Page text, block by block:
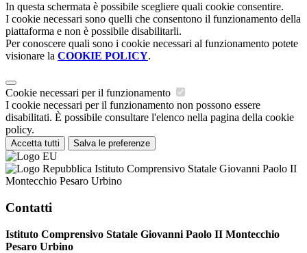
In questa schermata è possibile scegliere quali cookie consentire.
I cookie necessari sono quelli che consentono il funzionamento della
piattaforma e non è possibile disabilitarli.
Per conoscere quali sono i cookie necessari al funzionamento potete
visionare la COOKIE POLICY.
Cookie necessari per il funzionamento
I cookie necessari per il funzionamento non possono essere
disabilitati. È possibile consultare l'elenco nella pagina della cookie
policy.
Accetta tutti Salva le preferenze
Istituto Comprensivo Statale Giovanni Paolo II
Montecchio Pesaro Urbino
Contatti
Istituto Comprensivo Statale Giovanni Paolo II Montecchio
Pesaro Urbino